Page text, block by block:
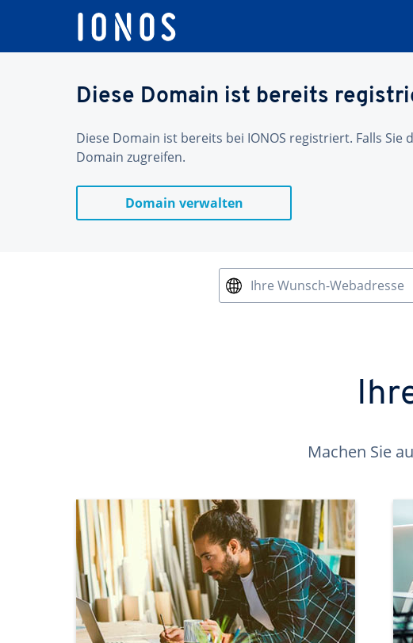
Diese Domain ist bereits
Diese Domain ist bereits bei IONOS registriert. Falls
Domain zugreifen.
Domain verwalten
Ihre Wunsch-Webadresse
Machen Sie